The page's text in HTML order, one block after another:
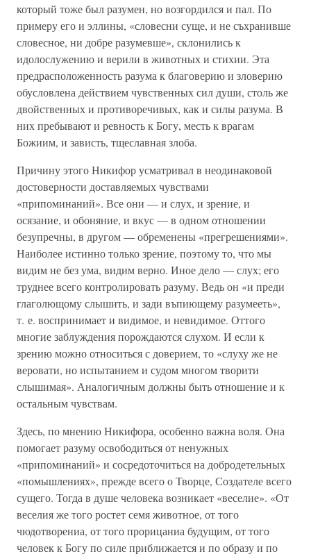
который тоже был разумен, но возгордился и пал. По
примеру его и эллины, «словесни суще, и не съхранивше
словесное, ни добре разумевше», склонились к
идолослужению и верили в животных и стихии. Эта
предрасположенность разума к благоверию и зловерию
обусловлена действием чувственных сил души, столь же
двойственных и противоречивых, как и силы разума. В
них пребывают и ревность к Богу, месть к врагам
Божиим, и зависть, тщеславная злоба.
Причину этого Никифор усматривал в неодинаковой
достоверности доставляемых чувствами
«припоминаний». Все они — и слух, и зрение, и
осязание, и обоняние, и вкус — в одном отношении
безупречны, в другом — обременены «прегрешениями».
Наиболее истинно только зрение, поэтому то, что мы
видим не без ума, видим верно. Иное дело — слух; его
труднее всего контролировать разуму. Ведь он «и преди
глаголющому слышить, и зади въпиющему разумееть»,
т. е. воспринимает и видимое, и невидимое. Оттого
многие заблуждения порождаются слухом. И если к
зрению можно относиться с доверием, то «слуху же не
веровати, но испытанием и судом многом творити
слышимая». Аналогичным должны быть отношение и к
остальным чувствам.
Здесь, по мнению Никифора, особенно важна воля. Она
помогает разуму освободиться от ненужных
«припоминаний» и сосредоточиться на добродетельных
«помышлениях», прежде всего о Творце, Создателе всего
сущего. Тогда в душе человека возникает «веселие». «От
веселия же того ростет семя животное, от того
чюдотворениа, от того прорицаниа будущим, от того
человек к Богу по силе приближается и по образу и по